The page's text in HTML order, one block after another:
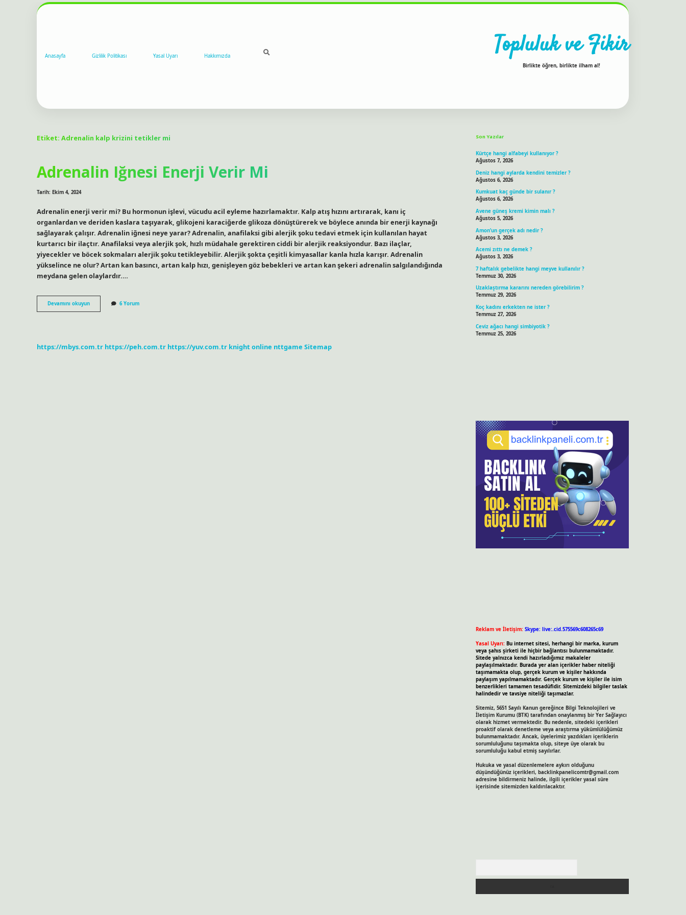
Anasayfa Gizlilik Politikası Yasal Uyarı Hakkımızda Topluluk ve Fikir
Birlikte öğren, birlikte ilham al!
Etiket: Adrenalin kalp krizini tetikler mi
Adrenalin Iğnesi Enerji Verir Mi
Tarih: Ekim 4, 2024
Adrenalin enerji verir mi? Bu hormonun işlevi, vücudu acil eyleme hazırlamaktır. Kalp atış hızını artırarak, kanı iç
organlardan ve deriden kaslara taşıyarak, glikojeni karaciğerde glikoza dönüştürerek ve böylece anında bir enerji kaynağı
sağlayarak çalışır. Adrenalin iğnesi neye yarar? Adrenalin, anafilaksi gibi alerjik şoku tedavi etmek için kullanılan hayat
kurtarıcı bir ilaçtır. Anafilaksi veya alerjik şok, hızlı müdahale gerektiren ciddi bir alerjik reaksiyondur. Bazı ilaçlar,
yiyecekler ve böcek sokmaları alerjik şoku tetikleyebilir. Alerjik şokta çeşitli kimyasallar kanla hızla karışır. Adrenalin
yükselince ne olur? Artan kan basıncı, artan kalp hızı, genişleyen göz bebekleri ve artan kan şekeri adrenalin salgılandığında
meydana gelen olaylardır.…
Devamını okuyunAdrenalin
Iğnesi
6 Yorum
https://mbys.com.tr https://peh.com.tr https://yuv.com.tr knight online nttgame Sitemap
Son Yazılar
Kürtçe hangi alfabeyi kullanıyor ?
Ağustos 7, 2026
Deniz hangi aylarda kendini temizler ?
Ağustos 6, 2026
Kumkuat kaç günde bir sulanır ?
Ağustos 6, 2026
Avene güneş kremi kimin malı ?
Ağustos 5, 2026
Amon’un gerçek adı nedir ?
Ağustos 3, 2026
Acemi zıttı ne demek ?
Ağustos 3, 2026
7 haftalık gebelikte hangi meyve kullanılır ?
Temmuz 30, 2026
Uzaklaştırma kararını nereden görebilirim ?
Temmuz 29, 2026
Koç kadını erkekten ne ister ?
Temmuz 27, 2026
Ceviz ağacı hangi simbiyotik ?
Temmuz 25, 2026
Reklam ve İletişim: Skype: live:.cid.575569c608265c69
Yasal Uyarı: Bu internet sitesi, herhangi bir marka, kurum
veya şahıs şirketi ile hiçbir bağlantısı bulunmamaktadır.
Sitede yalnızca kendi hazırladığımız makaleler
paylaşılmaktadır. Burada yer alan içerikler haber niteliği
taşımamakta olup, gerçek kurum ve kişiler hakkında
paylaşım yapılmamaktadır. Gerçek kurum ve kişiler ile isim
benzerlikleri tamamen tesadüfidir. Sitemizdeki bilgiler taslak
halindedir ve tavsiye niteliği taşımazlar.
Sitemiz, 5651 Sayılı Kanun gereğince Bilgi Teknolojileri ve
İletişim Kurumu (BTK) tarafından onaylanmış bir Yer Sağlayıcı
olarak hizmet vermektedir. Bu nedenle, sitedeki içerikleri
proaktif olarak denetleme veya araştırma yükümlülüğümüz
bulunmamaktadır. Ancak, üyelerimiz yazdıkları içeriklerin
sorumluluğunu taşımakta olup, siteye üye olarak bu
sorumluluğu kabul etmiş sayılırlar.
Hukuka ve yasal düzenlemelere aykırı olduğunu
düşündüğünüz içerikleri, backlinkpanelicomtr@gmail.com
adresine bildirmeniz halinde, ilgili içerikler yasal süre
içerisinde sitemizden kaldırılacaktır.